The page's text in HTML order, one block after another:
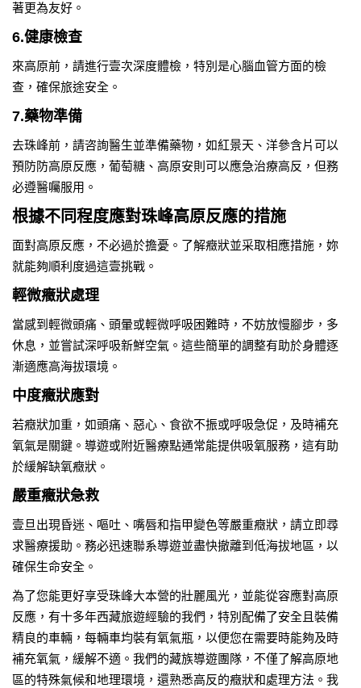
著更為友好。
6.健康檢查
來高原前，請進行壹次深度體檢，特別是心腦血管方面的檢
查，確保旅途安全。
7.藥物準備
去珠峰前，請咨詢醫生並準備藥物，如紅景天、洋參含片可以
預防防高原反應，葡萄糖、高原安則可以應急治療高反，但務
必遵醫囑服用。
根據不同程度應對珠峰高原反應的措施
面對高原反應，不必過於擔憂。了解癥狀並采取相應措施，妳
就能夠順利度過這壹挑戰。
輕微癥狀處理
當感到輕微頭痛、頭暈或輕微呼吸困難時，不妨放慢腳步，多
休息，並嘗試深呼吸新鮮空氣。這些簡單的調整有助於身體逐
漸適應高海拔環境。
中度癥狀應對
若癥狀加重，如頭痛、惡心、食欲不振或呼吸急促，及時補充
氧氣是關鍵。導遊或附近醫療點通常能提供吸氧服務，這有助
於緩解缺氧癥狀。
嚴重癥狀急救
壹旦出現昏迷、嘔吐、嘴唇和指甲變色等嚴重癥狀，請立即尋
求醫療援助。務必迅速聯系導遊並盡快撤離到低海拔地區，以
確保生命安全。
為了您能更好享受珠峰大本營的壯麗風光，並能從容應對高原
反應，有十多年西藏旅遊經驗的我們，特別配備了安全且裝備
精良的車輛，每輛車均裝有氧氣瓶，以便您在需要時能夠及時
補充氧氣，緩解不適。我們的藏族導遊團隊，不僅了解高原地
區的特殊氣候和地理環境，還熟悉高反的癥狀和處理方法。我